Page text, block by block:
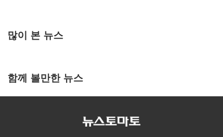
많이 본 뉴스
함께 볼만한 뉴스